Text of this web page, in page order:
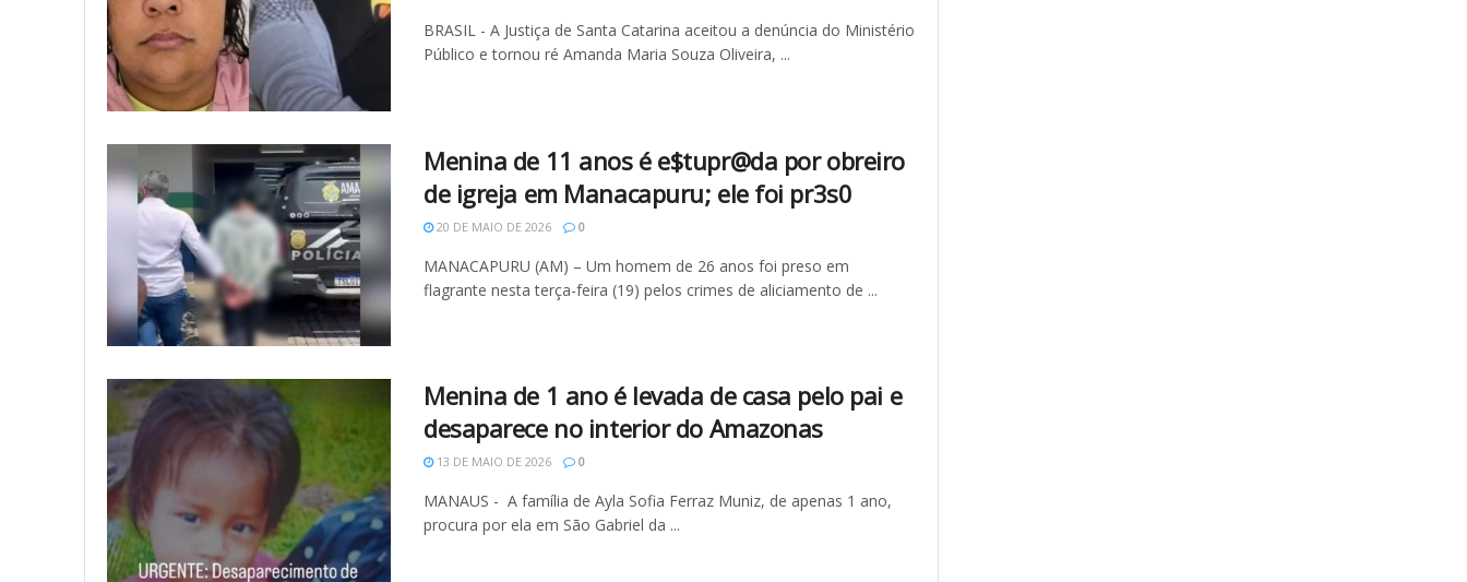
BRASIL - A Justiça de Santa Catarina aceitou a denúncia do Ministério
Público e tornou ré Amanda Maria Souza Oliveira, ...
Menina de 11 anos é e$tupr@da por obreiro
de igreja em Manacapuru; ele foi pr3s0
20 DE MAIO DE 2026 0
MANACAPURU (AM) – Um homem de 26 anos foi preso em
flagrante nesta terça-feira (19) pelos crimes de aliciamento de ...
Menina de 1 ano é levada de casa pelo pai e
desaparece no interior do Amazonas
13 DE MAIO DE 2026 0
MANAUS - A família de Ayla Sofia Ferraz Muniz, de apenas 1 ano,
procura por ela em São Gabriel da ...